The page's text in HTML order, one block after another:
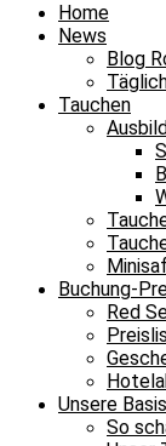
Home
News
Blog
Tauchen
Buchung-
Red
Unsere Basis
So